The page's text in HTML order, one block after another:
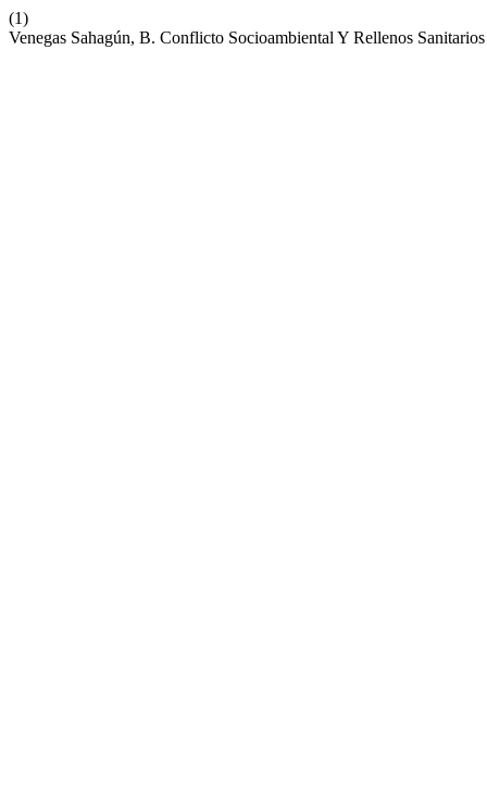
(1)
Venegas Sahagún, B. Conflicto Socioambiental Y Rellenos